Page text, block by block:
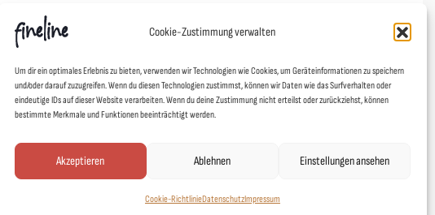
Cookie-Zustimmung verwalten
Um dir ein optimales Erlebnis zu bieten, verwenden wir Technologien wie Cookies, um Geräteinformationen zu speichern
und/oder darauf zuzugreifen. Wenn du diesen Technologien zustimmst, können wir Daten wie das Surfverhalten oder
eindeutige IDs auf dieser Website verarbeiten. Wenn du deine Zustimmung nicht erteilst oder zurückziehst, können
bestimmte Merkmale und Funktionen beeinträchtigt werden.
Akzeptieren Ablehnen Einstellungen ansehen
Cookie-RichtlinieDatenschutzImpressum
Verfahren als unsere Hauptveredelungsmethode unseren Plastikmüll
geht es aber nicht. Unsere Garne sind aus nachhaltiger Produktion und das